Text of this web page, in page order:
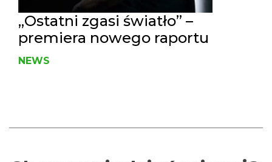
„Ostatni zgasi światło” –
premiera nowego raportu
NEWS